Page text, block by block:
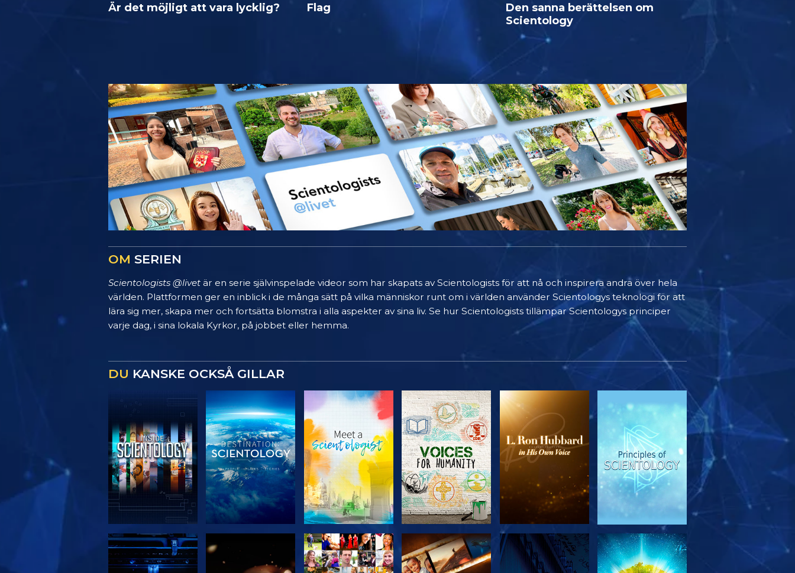
Är det möjligt att vara lycklig? Flag
Den sanna berättelsen om
Scientology
OM SERIEN
Scientologists @livet är en serie självinspelade videor som har skapats av Scientologists för att nå och inspirera andra över hela
världen. Plattformen ger en inblick i de många sätt på vilka människor runt om i världen använder Scientologys teknologi för att
lära sig mer, skapa mer och fortsätta blomstra i alla aspekter av sina liv. Se hur Scientologists tillämpar Scientologys principer
varje dag, i sina lokala Kyrkor, på jobbet eller hemma.
DU KANSKE OCKSÅ GILLAR
UTFORSKA
UTFORSKA
UTFORSKA
UTFORSKA
UTFORSKA
TITTA